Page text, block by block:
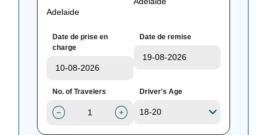
Date de prise en
charge
Date de remise
No. of Travelers Driver's Age